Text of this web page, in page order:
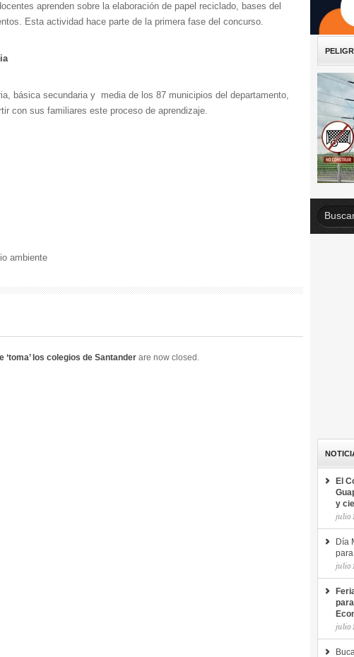
aprenden sobre la elaboración de papel reciclado, bases del
Esta actividad hace parte de la primera fase del concurso.
básica secundaria y media de los 87 municipios del departamento,
con sus familiares este proceso de aprendizaje.
ambiente
‘toma’ los colegios de Santander are now closed.
El
y
julio
Día
julio
julio